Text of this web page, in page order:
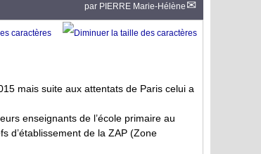
par PIERRE Marie-Hélène
mais suite aux attentats de Paris celui a
enseignants de l’école primaire au
d’établissement de la ZAP (Zone